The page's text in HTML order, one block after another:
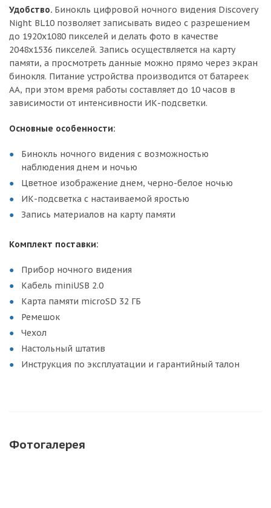
Удобство. Бинокль цифровой ночного видения Discovery
Night BL10 позволяет записывать видео с разрешением
до 1920x1080 пикселей и делать фото в качестве
2048x1536 пикселей. Запись осуществляется на карту
памяти, а просмотреть данные можно прямо через экран
бинокля. Питание устройства производится от батареек
AA, при этом время работы составляет до 10 часов в
зависимости от интенсивности ИК-подсветки.
Основные особенности:
Бинокль ночного видения с возможностью
наблюдения днем и ночью
Цветное изображение днем, черно-белое ночью
ИК-подсветка с настаиваемой яростью
Запись материалов на карту памяти
Комплект поставки:
Прибор ночного видения
Кабель miniUSB 2.0
Карта памяти microSD 32 ГБ
Ремешок
Чехол
Настольный штатив
Инструкция по эксплуатации и гарантийный талон
Фотогалерея